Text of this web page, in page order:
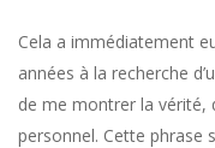
Cela a immédiatement
années à la recherche
de me montrer la vérité,
personnel. Cette phrase